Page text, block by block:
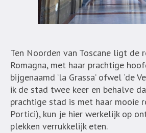
Ten Noorden van Toscane ligt de
Romagna, met haar prachtige
bijgenaamd ‘la Grassa’ ofwel ‘de
ik de stad twee keer en behalve
prachtige stad is met haar mooie
Portici), kun je hier werkelijk op
plekken verrukkelijk eten.